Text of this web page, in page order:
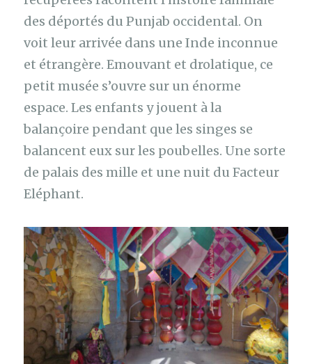
des déportés du Punjab occidental. On
voit leur arrivée dans une Inde inconnue
et étrangère. Emouvant et drolatique, ce
petit musée s’ouvre sur un énorme
espace. Les enfants y jouent à la
balançoire pendant que les singes se
balancent eux sur les poubelles. Une sorte
de palais des mille et une nuit du Facteur
Eléphant.